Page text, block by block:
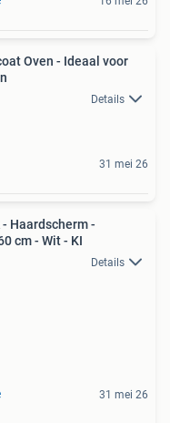
Oven - Ideaal voor
Details
31 mei 26
Haardscherm -
cm - Wit - KI
Details
31 mei 26